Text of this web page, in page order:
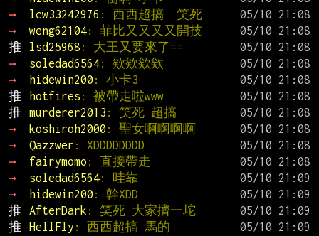
→
lcw33242976 : 西西超搞  笑死
→
weng62104: 菲比又又又又開技
推
lsd25968 : 大王又要來了==
→
soledad6564: 欸欸欸欸
→
hidewin200 : 小卡3
推
hotfires : 被帶走啦www
推
murderer2013 : 笑死 超搞
→
koshiroh2000 : 聖女啊啊啊啊
→
Qazzwer : XDDDDDDDD
→
fairymomo : 直接帶走
→
soledad6564: 哇靠
→
hidewin200 : 幹XDD
推
AfterDark : 笑死 大家擠一坨
推
HellFly : 西西超搞 馬的